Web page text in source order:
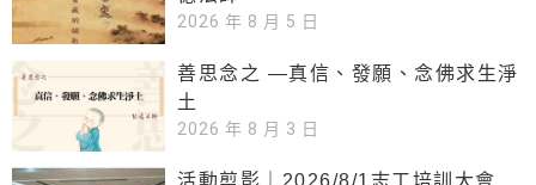
2026 年 8 月 5 日
善思念之 —真信、發願、念佛求生淨
土
2026 年 8 月 3 日